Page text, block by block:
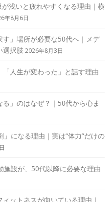
浅いと疲れやすくなる理由｜横
年8月6日
す」場所が必要な50代へ｜メデ
選択肢 2026年8月3日
人生が変わった」と話す理由
」のはなぜ？｜50代から心ま
になる理由｜実は“体力”だけの
施設が、50代以降に必要な理由
ットネスが向いている理由｜